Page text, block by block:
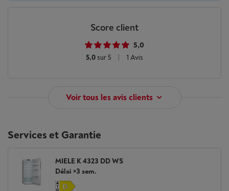
Score client
5,0
5,0 sur 5 1 Avis
Voir tous les avis clients
Services et Garantie
MIELE K 4323 DD WS
Délai >3 sem.